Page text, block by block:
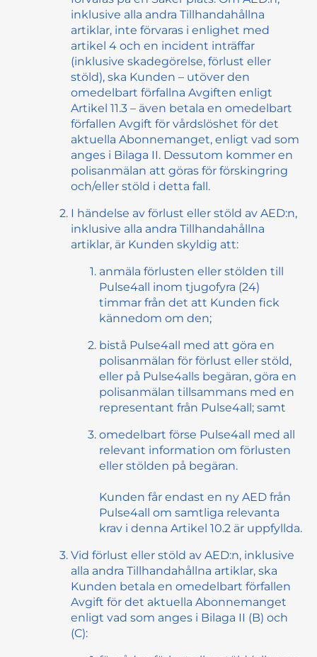
inklusive alla andra Tillhandahållna
artiklar, inte förvaras i enlighet med
artikel 4 och en incident inträffar
(inklusive skadegörelse, förlust eller
stöld), ska Kunden – utöver den
omedelbart förfallna Avgiften enligt
Artikel 11.3 – även betala en omedelbart
förfallen Avgift för vårdslöshet för det
aktuella Abonnemanget, enligt vad som
anges i Bilaga II. Dessutom kommer en
polisanmälan att göras för förskingring
och/eller stöld i detta fall.
I händelse av förlust eller stöld av AED:n,
inklusive alla andra Tillhandahållna
artiklar, är Kunden skyldig att:
anmäla förlusten eller stölden till
Pulse4all inom tjugofyra (24)
timmar från det att Kunden fick
kännedom om den;
bistå Pulse4all med att göra en
polisanmälan för förlust eller stöld,
eller på Pulse4alls begäran, göra en
polisanmälan tillsammans med en
representant från Pulse4all; samt
omedelbart förse Pulse4all med all
relevant information om förlusten
eller stölden på begäran.
Kunden får endast en ny AED från
Pulse4all om samtliga relevanta
krav i denna Artikel 10.2 är uppfyllda.
Vid förlust eller stöld av AED:n, inklusive
alla andra Tillhandahållna artiklar, ska
Kunden betala en omedelbart förfallen
Avgift för det aktuella Abonnemanget
enligt vad som anges i Bilaga II (B) och
(C):